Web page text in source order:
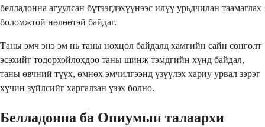
белладонна агуулсан бүтээгдэхүүнээс илүү урьдчилан таамаглах
боломжтой нөлөөтэй байдаг.
Таны эмч энэ эм нь таны нөхцөл байдалд хамгийн сайн сонголт
эсэхийг тодорхойлохдоо таны шинж тэмдгийн хүнд байдал,
таны өвчний түүх, өмнөх эмчилгээнд үзүүлэх хариу урвал зэрэг
хүчин зүйлсийг харгалзан үзэх болно.
Белладонна ба Опиумын талаархи